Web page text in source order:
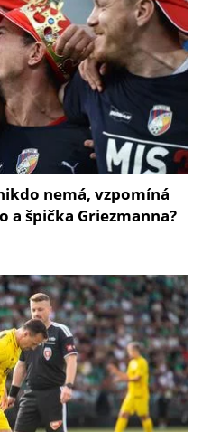
nemá, vzpomíná
a špička Griezmanna?